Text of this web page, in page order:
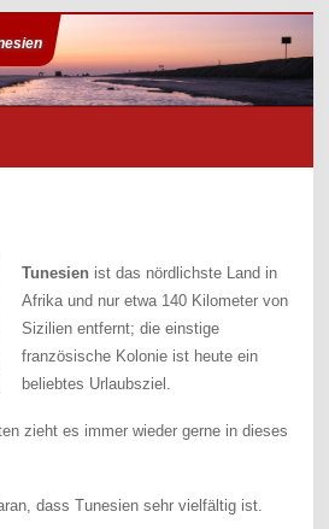
Tunesien ist das nördlichste Land in
Afrika und nur etwa 140 Kilometer von
Sizilien entfernt; die einstige
französische Kolonie ist heute ein
beliebtes Urlaubsziel.
zieht es immer wieder gerne in dieses
dass Tunesien sehr vielfältig ist.